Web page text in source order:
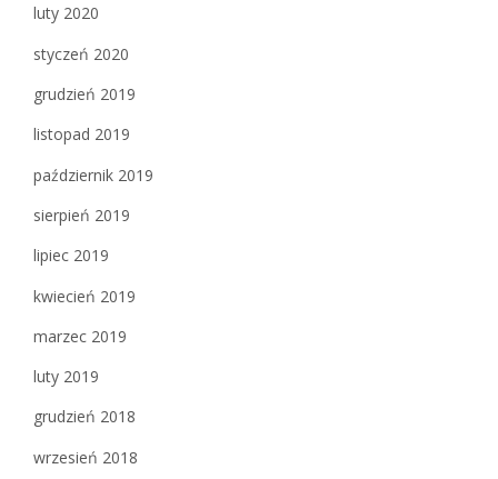
luty 2020
styczeń 2020
grudzień 2019
listopad 2019
październik 2019
sierpień 2019
lipiec 2019
kwiecień 2019
marzec 2019
luty 2019
grudzień 2018
wrzesień 2018